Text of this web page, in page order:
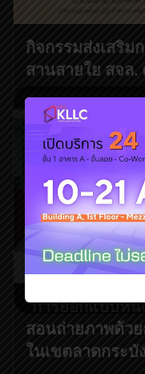
กิจกรรมส่งเสริม
สานสายใย สจล.
“การออกแบบห
สอนถ่ายภาพด้ว
ในเขตลาดกระบั